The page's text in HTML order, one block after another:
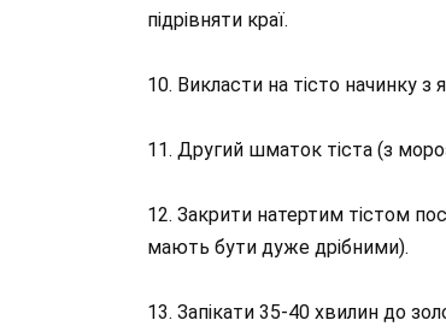
підрівняти краї.
10. Викласти на тісто начинку з
11. Другий шматок тіста (з
12. Закрити натертим тістом
мають бути дуже дрібними).
13. Запікати 35-40 хвилин до